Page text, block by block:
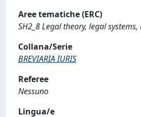
Aree tematiche (ERC)
SH2_8 Legal theory, legal
Collana/Serie
BREVIARIA IURIS
Referee
Nessuno
Lingua/e